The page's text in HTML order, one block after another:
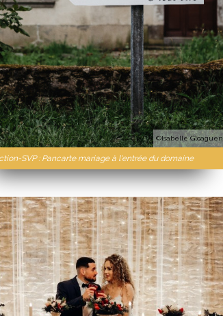
SVP : Pancarte mariage à l'entrée du domaine
©Isabelle Gloaguen